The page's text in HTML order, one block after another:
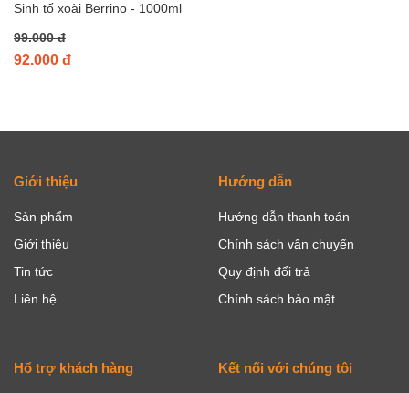
Sinh tố xoài Berrino - 1000ml
99.000 đ
92.000 đ
Giới thiệu
Sản phẩm
Giới thiệu
Tin tức
Liên hệ
Hướng dẫn
Hướng dẫn thanh toán
Chính sách vận chuyển
Quy định đổi trả
Chính sách bảo mật
Hổ trợ khách hàng Kết nối với chúng tôi